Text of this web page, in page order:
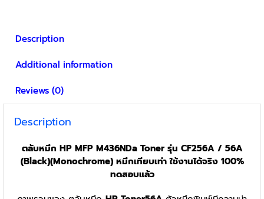
Description
Additional information
Reviews (0)
Description
ตลับหมึก HP MFP M436NDa Toner รุ่น CF256A / 56A
(Black)(Monochrome) หมึกเทียบเท่า ใช้งานได้จริง 100%
ทดสอบแล้ว